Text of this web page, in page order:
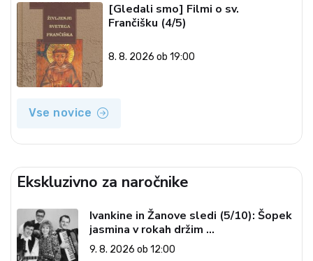
[Gledali smo] Filmi o sv.
Frančišku (4/5)
8. 8. 2026 ob 19:00
Vse novice
Ekskluzivno za naročnike
Ivankine in Žanove sledi (5/10): Šopek
jasmina v rokah držim …
9. 8. 2026 ob 12:00